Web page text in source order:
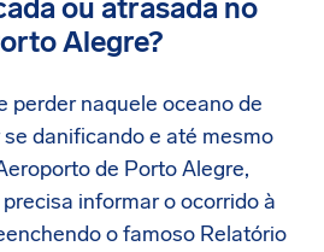
ou atrasada no
Alegre?
perder naquele oceano de
danificando e até mesmo
de Porto Alegre,
informar o ocorrido à
o famoso Relatório